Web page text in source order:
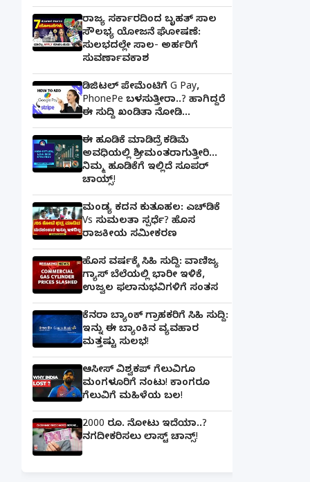
ರಾಜ್ಯ ಸರ್ಕಾರದಿಂದ ಬೃಹತ್ ಸಾಲ
ಸೌಲಭ್ಯ ಯೋಜನೆ ಘೋಷಣೆ:
ಸುಲಭದಲ್ಲೇ ಸಾಲ- ಅರ್ಹರಿಗೆ
ಸುವರ್ಣಾವಕಾಶ
ಡಿಜಿಟಲ್ ಪೇಮೆಂಟಿಗೆ G Pay,
PhonePe ಬಳಸುತ್ತೀರಾ..? ಹಾಗಿದ್ದರೆ
ಈ ಸುದ್ದಿ ಖಂಡಿತಾ ನೋಡಿ...
ಈ ಹೂಡಿಕೆ ಮಾಡಿದ್ರೆ ಕಡಿಮೆ
ಅವಧಿಯಲ್ಲಿ ಶ್ರೀಮಂತರಾಗುತ್ತೀರಿ...
ನಿಮ್ಮ ಹೂಡಿಕೆಗೆ ಇಲ್ಲಿದೆ ಸೂಪರ್
ಚಾಯ್ಸ್‌!
ಮಂಡ್ಯ ಕದನ ಕುತೂಹಲ: ಎಚ್‌ಡಿಕೆ
Vs ಸುಮಲತಾ ಸ್ಪರ್ಧೆ? ಹೊಸ
ರಾಜಕೀಯ ಸಮೀಕರಣ
ಹೊಸ ವರ್ಷಕ್ಕೆ ಸಿಹಿ ಸುದ್ದಿ: ವಾಣಿಜ್ಯ
ಗ್ಯಾಸ್‌ ಬೆಲೆಯಲ್ಲಿ ಭಾರೀ ಇಳಿಕೆ,
ಉಜ್ವಲ ಫಲಾನುಭವಿಗಳಿಗೆ ಸಂತಸ
ಕೆನರಾ ಬ್ಯಾಂಕ್‌ ಗ್ರಾಹಕರಿಗೆ ಸಿಹಿ ಸುದ್ದಿ:
ಇನ್ನು ಈ ಬ್ಯಾಂಕಿನ ವ್ಯವಹಾರ
ಮತ್ತಷ್ಟು ಸುಲಭ!
ಆಸೀಸ್ ವಿಶ್ವಕಪ್ ಗೆಲುವಿಗೂ
ಮಂಗಳೂರಿಗೆ ನಂಟು! ಕಾಂಗರೂ
ಗೆಲುವಿಗೆ ಮಹಿಳೆಯ ಬಲ!
2000 ರೂ. ನೋಟು ಇದೆಯಾ..?
ನಗದೀಕರಿಸಲು ಲಾಸ್ಟ್‌ ಚಾನ್ಸ್‌!